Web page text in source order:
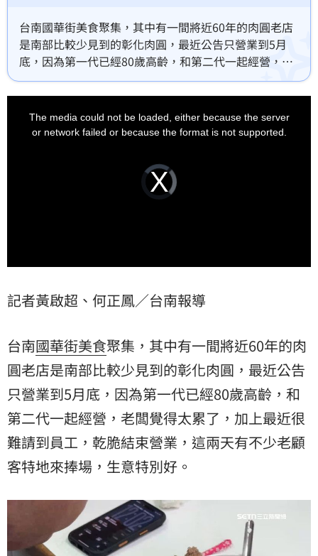
台南國華街美食聚集，其中有一間將近60年的肉圓老店
是南部比較少見到的彰化肉圓，最近公告只營業到5月
底，因為第一代已經80歲高齡，和第二代一起經營，老
闆覺得太累了，加上最近很難請到員工，乾脆結束營
業，這兩天有不少老顧客特地來捧場，生意特別好。
Video
Player
loading.
The media could not be loaded, either because the server
or network failed or because the format is not supported.
記者黃啟超、何正鳳／台南報導
台南國華街美食聚集，其中有一間將近60年的肉
圓老店是南部比較少見到的彰化肉圓，最近公告
只營業到5月底，因為第一代已經80歲高齡，和
第二代一起經營，老闆覺得太累了，加上最近很
難請到員工，乾脆結束營業，這兩天有不少老顧
客特地來捧場，生意特別好。